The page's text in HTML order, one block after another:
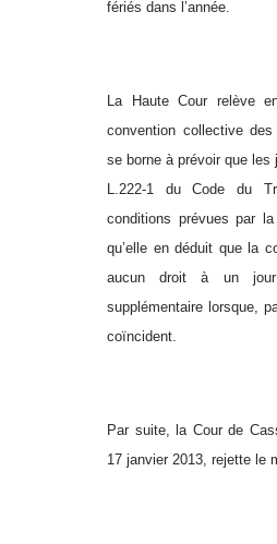
fériés dans l’année.
La Haute Cour relève
convention collective
se borne à prévoir que les
L.222-1 du Code du
conditions prévues par
qu’elle en déduit que la
aucun droit à un
supplémentaire lorsque,
coïncident.
Par suite, la Cour de
17 janvier 2013, rejette le